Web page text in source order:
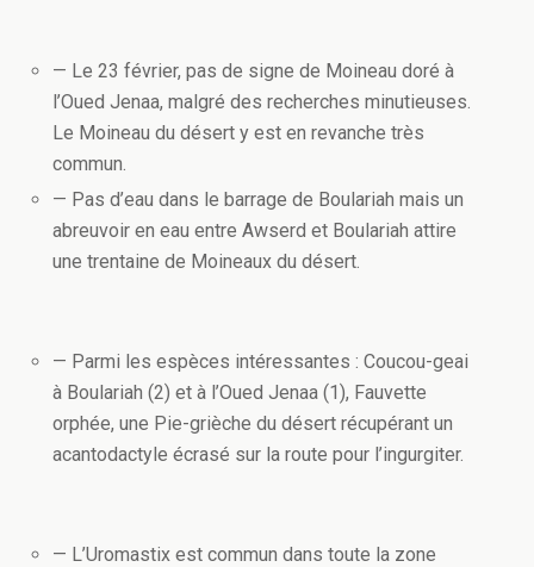
— Le 23 février, pas de signe de Moineau doré à
l’Oued Jenaa, malgré des recherches minutieuses.
Le Moineau du désert y est en revanche très
commun.
— Pas d’eau dans le barrage de Boulariah mais un
abreuvoir en eau entre Awserd et Boulariah attire
une trentaine de Moineaux du désert.
— Parmi les espèces intéressantes : Coucou-geai
à Boulariah (2) et à l’Oued Jenaa (1), Fauvette
orphée, une Pie-grièche du désert récupérant un
acantodactyle écrasé sur la route pour l’ingurgiter.
— L’Uromastix est commun dans toute la zone